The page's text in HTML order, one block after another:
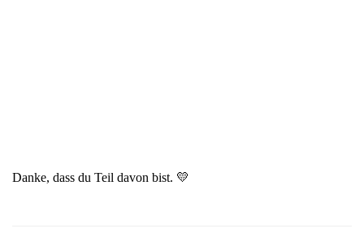
Danke, dass du Teil davon bist. 💛